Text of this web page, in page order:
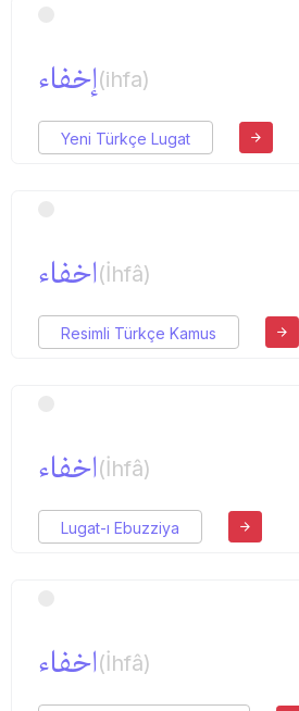
إخفاء(ihfa)
Yeni Türkçe Lugat
اخفاء(İhfâ)
Resimli Türkçe Kamus
اخفاء(İhfâ)
Lugat-ı Ebuzziya
اخفاء(İhfâ)